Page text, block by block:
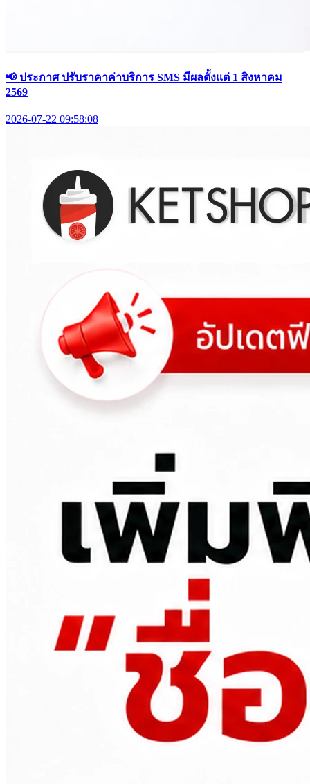
📢 ประกาศ ปรับราคาค่าบริการ SMS มีผลตั้งแต่ 1 สิงหาคม
2569
2026-07-22 09:58:08